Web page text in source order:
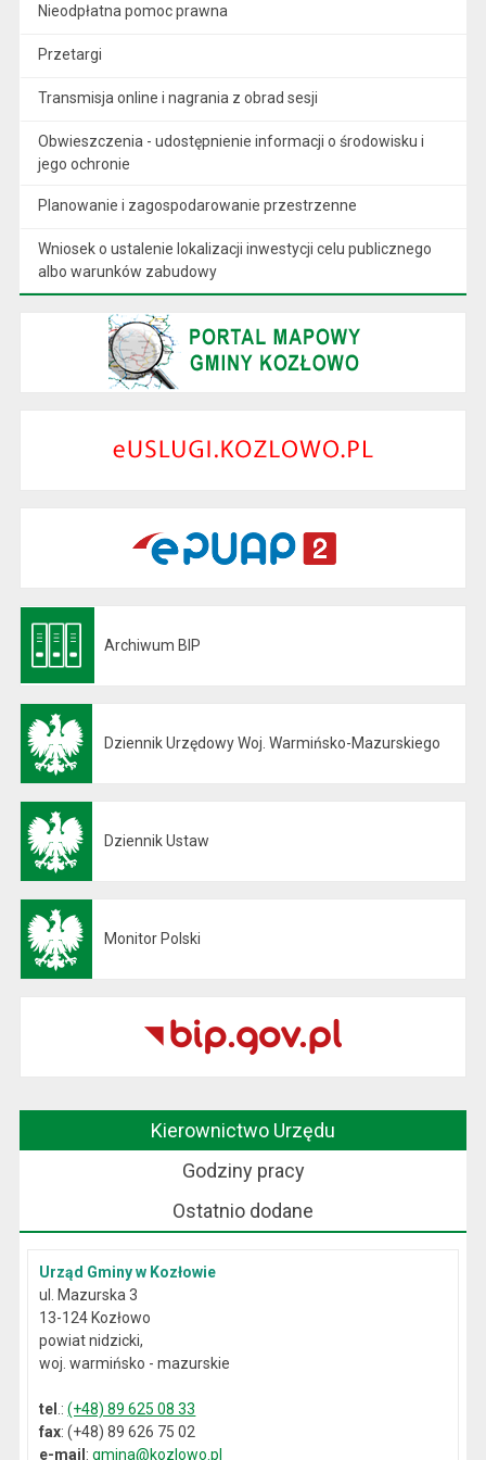
Nieodpłatna pomoc prawna
Przetargi
Transmisja online i nagrania z obrad sesji
Obwieszczenia - udostępnienie informacji o środowisku i
jego ochronie
Planowanie i zagospodarowanie przestrzenne
Wniosek o ustalenie lokalizacji inwestycji celu publicznego
albo warunków zabudowy
Archiwum BIP
Dziennik Urzędowy Woj. Warmińsko-Mazurskiego
Dziennik Ustaw
Monitor Polski
Kierownictwo Urzędu
Godziny pracy
Ostatnio dodane
Urząd Gminy w Kozłowie
ul. Mazurska 3
13-124 Kozłowo
powiat nidzicki,
woj. warmińsko - mazurskie
tel .:(+48) 89 625 08 33
fax: (+48) 89 626 75 02
e-mail:gmina@kozlowo.pl